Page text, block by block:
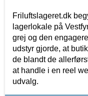
Friluftslageret.dk
lagerlokale på
grej og den
udstyr gjorde, at
de blandt de
at handle i en reel
udvalg.